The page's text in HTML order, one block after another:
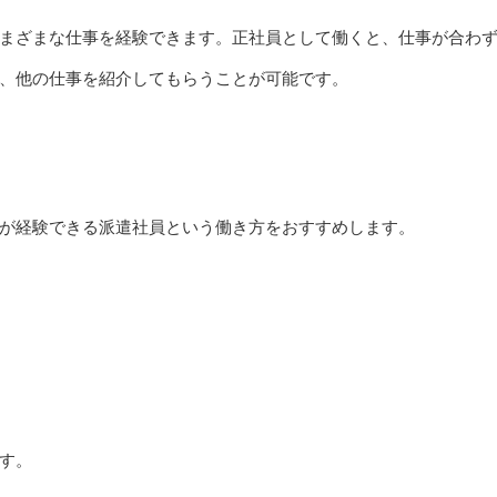
ざまな仕事を経験できます。正社員として働くと、仕事が合わ
の仕事を紹介してもらうことが可能です。
験できる派遣社員という働き方をおすすめします。
。